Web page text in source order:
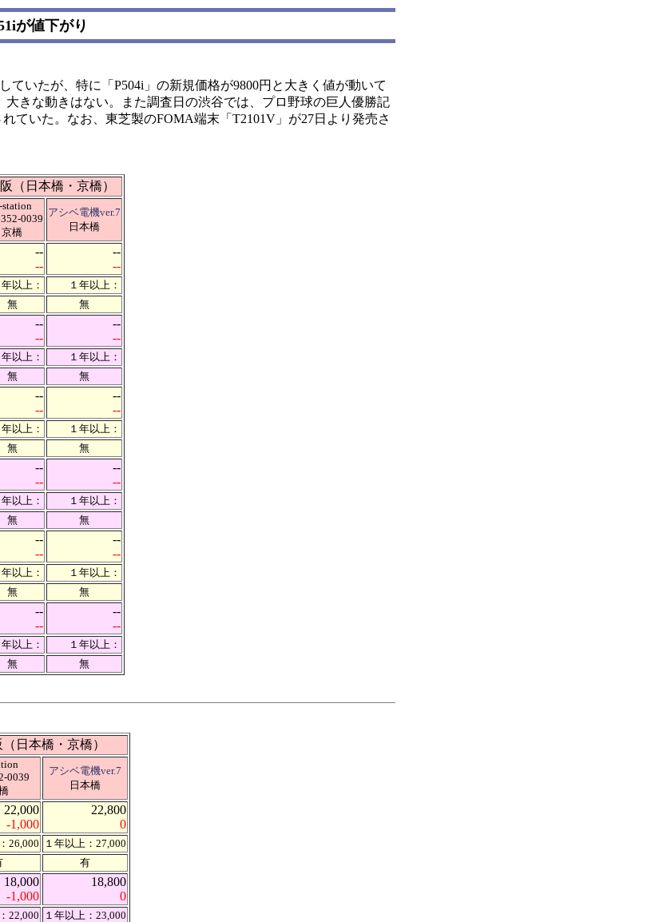
が値下がり
いたが、特に「P504i」の新規価格が9800円と大きく値が動いて
きな動きはない。また調査日の渋谷では、プロ野球の巨人優勝記
ていた。なお、東芝製のFOMA端末「T2101V」が27日より発売さ
（日本橋・京橋）
station
0039
京橋
アシベ電機ver.7
日本橋
--
--
--
--
年以上：
１年以上：
無 無
--
--
--
--
年以上：
１年以上：
無 無
--
--
--
--
年以上：
１年以上：
無 無
--
--
--
--
年以上：
１年以上：
無 無
--
--
--
--
年以上：
１年以上：
無 無
--
--
--
--
年以上：
１年以上：
無
無
日本橋・京橋）
0039
アシベ電機ver.7
日本橋
22,000
-1,000
22,800
0
26,000
１年以上：27,000
有
18,000
-1,000
18,800
0
22,000
１年以上：23,000